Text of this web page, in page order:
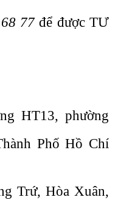
77để được TƯ
HT13, phường
Phố Hồ Chí
Trứ, Hòa Xuân,